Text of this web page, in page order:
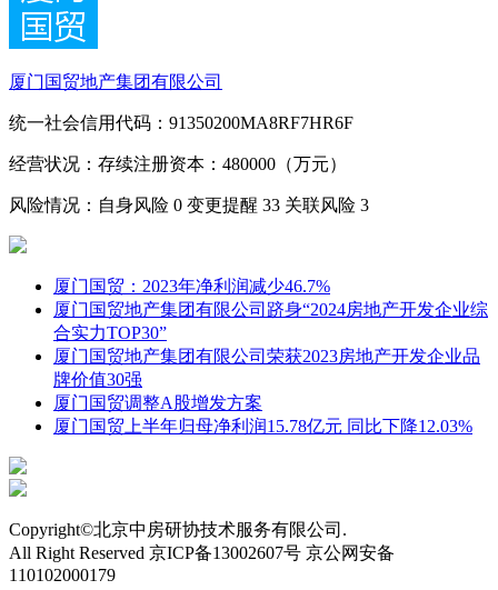
厦门国贸地产集团有限公司
统一社会信用代码：91350200MA8RF7HR6F
经营状况：存续注册资本：480000（万元）
风险情况：自身风险 0 变更提醒 33 关联风险 3
厦门国贸：2023年净利润减少46.7%
厦门国贸地产集团有限公司跻身“2024房地产开发企业综
合实力TOP30”
厦门国贸地产集团有限公司荣获2023房地产开发企业品
牌价值30强
厦门国贸调整A股增发方案
厦门国贸上半年归母净利润15.78亿元 同比下降12.03%
Copyright©北京中房研协技术服务有限公司.
All Right Reserved 京ICP备13002607号 京公网安备
110102000179